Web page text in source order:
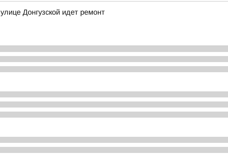
Донгузской идет ремонт